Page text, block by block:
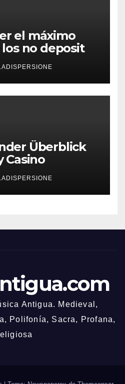
el máximo
no deposit
roby casino
Überblick
Casino
Antigua. Medieval,
Polifonía, Sacra, Profana,